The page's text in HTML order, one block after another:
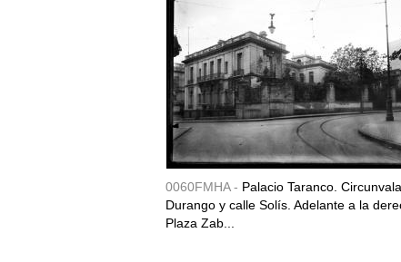
0060FMHA - Palacio Taranco.
Durango y calle Solís. Adelante a la
Plaza Zab...